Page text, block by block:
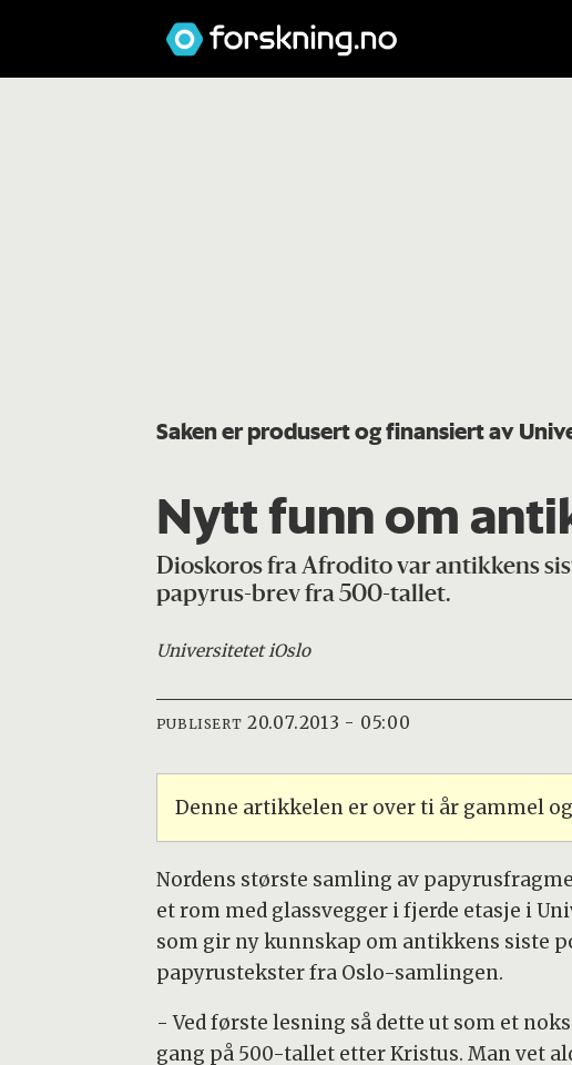
Saken er produsert og finansiert av
Nytt funn om
Dioskoros fra Afrodito var antikkens
papyrus-brev fra 500-tallet.
Universitetet iOslo
PUBLISERT 20.07.2013 - 05:00
Denne artikkelen er over ti år gammel
Nordens største samling av
et rom med glassvegger i fjerde etasje i
som gir ny kunnskap om antikkens siste
papyrustekster fra Oslo-samlingen.
- Ved første lesning så dette ut som et
gang på 500-tallet etter Kristus. Man vet